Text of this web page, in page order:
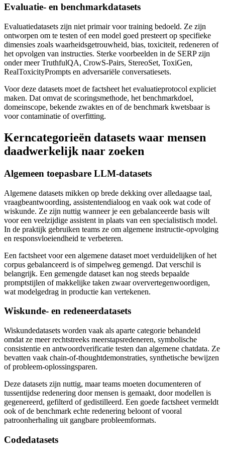
Evaluatie- en benchmarkdatasets
Evaluatiedatasets zijn niet primair voor training bedoeld. Ze zijn
ontworpen om te testen of een model goed presteert op specifieke
dimensies zoals waarheidsgetrouwheid, bias, toxiciteit, redeneren of
het opvolgen van instructies. Sterke voorbeelden in de SERP zijn
onder meer TruthfulQA, CrowS-Pairs, StereoSet, ToxiGen,
RealToxicityPrompts en adversariële conversatiesets.
Voor deze datasets moet de factsheet het evaluatieprotocol expliciet
maken. Dat omvat de scoringsmethode, het benchmarkdoel,
domeinscope, bekende zwaktes en of de benchmark kwetsbaar is
voor contaminatie of overfitting.
Kerncategorieën datasets waar mensen
daadwerkelijk naar zoeken
Algemeen toepasbare LLM-datasets
Algemene datasets mikken op brede dekking over alledaagse taal,
vraagbeantwoording, assistentendialoog en vaak ook wat code of
wiskunde. Ze zijn nuttig wanneer je een gebalanceerde basis wilt
voor een veelzijdige assistent in plaats van een specialistisch model.
In de praktijk gebruiken teams ze om algemene instructie-opvolging
en responsvloeiendheid te verbeteren.
Een factsheet voor een algemene dataset moet verduidelijken of het
corpus gebalanceerd is of simpelweg gemengd. Dat verschil is
belangrijk. Een gemengde dataset kan nog steeds bepaalde
promptstijlen of makkelijke taken zwaar oververtegenwoordigen,
wat modelgedrag in productie kan vertekenen.
Wiskunde- en redeneerdatasets
Wiskundedatasets worden vaak als aparte categorie behandeld
omdat ze meer rechtstreeks meerstapsredeneren, symbolische
consistentie en antwoordverificatie testen dan algemene chatdata. Ze
bevatten vaak chain-of-thoughtdemonstraties, synthetische bewijzen
of probleem-oplossingsparen.
Deze datasets zijn nuttig, maar teams moeten documenteren of
tussentijdse redenering door mensen is gemaakt, door modellen is
gegenereerd, gefilterd of gedistilleerd. Een goede factsheet vermeldt
ook of de benchmark echte redenering beloont of vooral
patroonherhaling uit gangbare probleemformats.
Codedatasets